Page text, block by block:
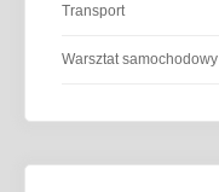
Transport
Warsztat samochodowy